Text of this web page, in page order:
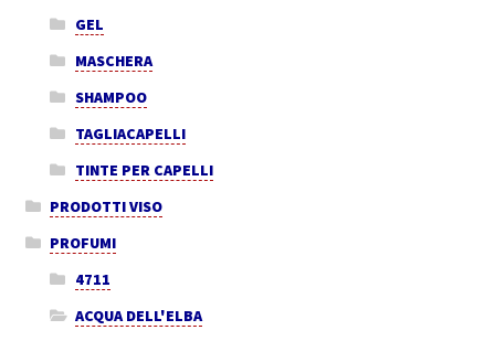
GEL
MASCHERA
SHAMPOO
TAGLIACAPELLI
TINTE PER CAPELLI
PRODOTTI VISO
PROFUMI
4711
ACQUA DELL'ELBA